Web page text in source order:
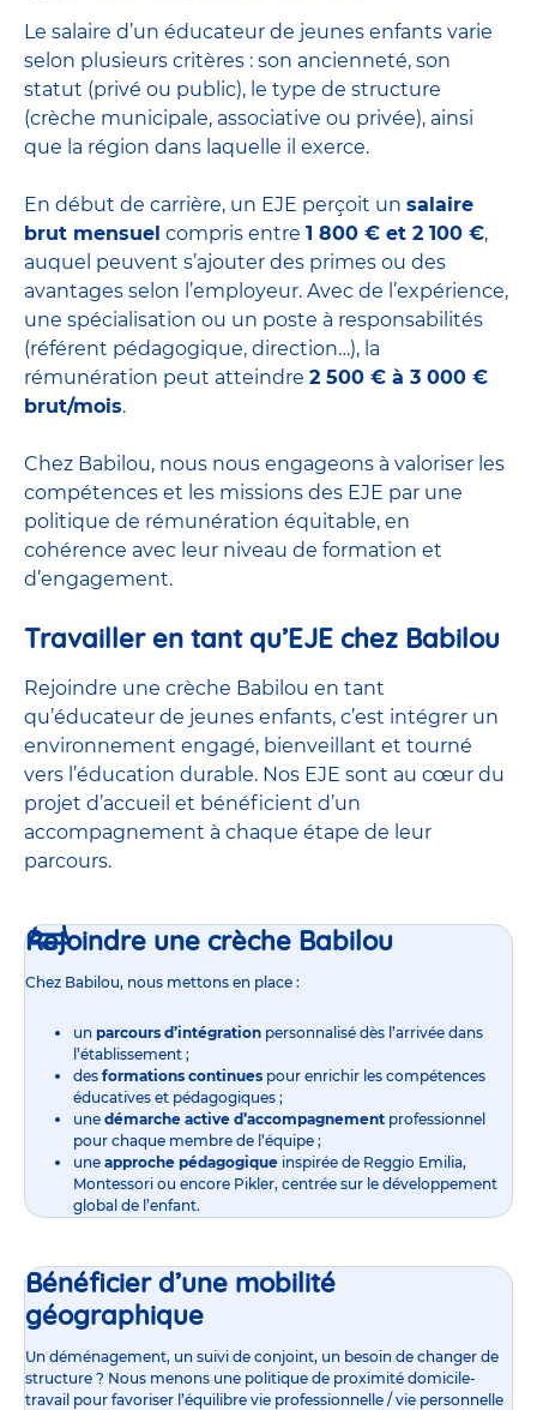
Le salaire d’un éducateur de jeunes enfants varie
selon plusieurs critères : son ancienneté, son
statut (privé ou public), le type de structure
(crèche municipale, associative ou privée), ainsi
que la région dans laquelle il exerce.
En début de carrière, un EJE perçoit un salaire
brut mensuel compris entre 1 800 € et 2 100 €,
auquel peuvent s’ajouter des primes ou des
avantages selon l’employeur. Avec de l’expérience,
une spécialisation ou un poste à responsabilités
(référent pédagogique, direction…), la
rémunération peut atteindre 2 500 € à 3 000 €
brut/mois.
Chez Babilou, nous nous engageons à valoriser les
compétences et les missions des EJE par une
politique de rémunération équitable, en
cohérence avec leur niveau de formation et
d’engagement.
Travailler en tant qu’EJE chez Babilou
Rejoindre une crèche Babilou en tant
qu’éducateur de jeunes enfants, c’est intégrer un
environnement engagé, bienveillant et tourné
vers l’éducation durable. Nos EJE sont au cœur du
projet d’accueil et bénéficient d’un
accompagnement à chaque étape de leur
parcours.
Rejoindre une crèche Babilou
Chez Babilou, nous mettons en place :
un parcours d’intégration personnalisé dès l’arrivée dans
l’établissement ;
des formations continues pour enrichir les compétences
éducatives et pédagogiques ;
une démarche active d’accompagnement professionnel
pour chaque membre de l’équipe ;
une approche pédagogique inspirée de Reggio Emilia,
Montessori ou encore Pikler, centrée sur le développement
global de l’enfant.
Bénéficier d’une mobilité
géographique
Un déménagement, un suivi de conjoint, un besoin de changer de
structure ? Nous menons une politique de proximité domicile-
travail pour favoriser l’équilibre vie professionnelle / vie personnelle